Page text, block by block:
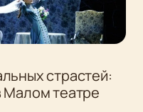
страстей:
Малом театре